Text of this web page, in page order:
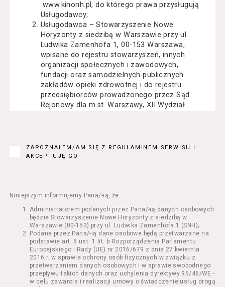
www.kinonh.pl, do którego prawa przysługują
Usługodawcy;
Usługodawca – Stowarzyszenie Nowe
Horyzonty z siedzibą w Warszawie przy ul.
Ludwika Zamenhofa 1, 00-153 Warszawa,
wpisane do rejestru stowarzyszeń, innych
organizacji społecznych i zawodowych,
fundacji oraz samodzielnych publicznych
zakładów opieki zdrowotnej i do rejestru
przedsiębiorców prowadzonego przez Sąd
Rejonowy dla m.st. Warszawy, XII Wydział
Usługobiorca - osoba fizyczna, osoba prawna
lub jednostka organizacyjna nieposiadająca
Usługodawcę drogą elektroniczną z
wykorzystaniem Serwisu;
Seans – organizowany przez Usługodawcę
w Kinie Nowe Horyzonty we Wrocławiu (ul.
Kazimierza Wielkiego 19a-21) pokaz filmu nie
stanowiący części Wydarzenia;
Wydarzenie – organizowany przez
Usługodawcę w Kinie Nowe Horyzonty we
Wrocławiu (ul. Kazimierza Wielkiego 19a-21)
ZAPOZNAŁEM/AM SIĘ Z REGULAMINEM SERWISU I
AKCEPTUJĘ GO
Niniejszym informujemy Pana/-ią, że:
Administratorem podanych przez Pana/-ią danych osobowych
będzie Stowarzyszenie Nowe Horyzonty z siedzibą w
Warszawie (00-153) przy ul. Ludwika Zamenhofa 1 (SNH);
Podane przez Pana/-ią dane osobowe będą przetwarzane na
podstawie art. 6 ust. 1 lit. b Rozporządzenia Parlamentu
Europejskiego i Rady (UE) nr 2016/679 z dnia 27 kwietnia
2016 r. w sprawie ochrony osób fizycznych w związku z
przetwarzaniem danych osobowych i w sprawie swobodnego
przepływu takich danych oraz uchylenia dyrektywy 95/46/WE -
w celu zawarcia i realizacji umowy o świadczenie usług drogą